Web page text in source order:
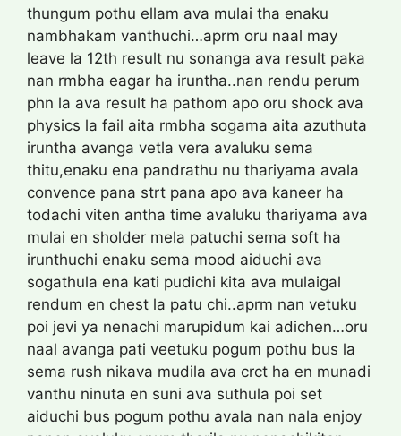
thungum pothu ellam ava mulai tha enaku
nambhakam vanthuchi…aprm oru naal may
leave la 12th result nu sonanga ava result paka
nan rmbha eagar ha iruntha..nan rendu perum
phn la ava result ha pathom apo oru shock ava
physics la fail aita rmbha sogama aita azuthuta
iruntha avanga vetla vera avaluku sema
thitu,enaku ena pandrathu nu thariyama avala
convence pana strt pana apo ava kaneer ha
todachi viten antha time avaluku thariyama ava
mulai en sholder mela patuchi sema soft ha
irunthuchi enaku sema mood aiduchi ava
sogathula ena kati pudichi kita ava mulaigal
rendum en chest la patu chi..aprm nan vetuku
poi jevi ya nenachi marupidum kai adichen…oru
naal avanga pati veetuku pogum pothu bus la
sema rush nikava mudila ava crct ha en munadi
vanthu ninuta en suni ava suthula poi set
aiduchi bus pogum pothu avala nan nala enjoy